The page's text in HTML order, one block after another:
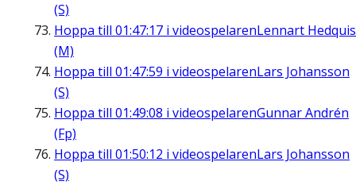
(S)
Hoppa till 01:47:17 i videospelarenLennart
(M)
Hoppa till 01:47:59 i videospelarenLars Johansson
(S)
Hoppa till 01:49:08 i videospelarenGunnar Andrén
(Fp)
Hoppa till 01:50:12 i videospelarenLars Johansson
(S)